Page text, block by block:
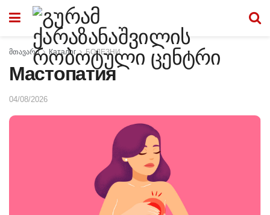
მთავარი Каталог БОЛЕЗНИ
Мастопатия
04/08/2026